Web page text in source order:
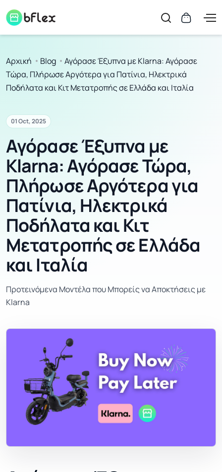
Αρχική Blog
Αγόρασε Έξυπνα με Klarna: Αγόρασε
Τώρα, Πλήρωσε Αργότερα για Πατίνια, Ηλεκτρικά
Ποδήλατα και Κιτ Μετατροπής σε Ελλάδα και Ιταλία
01 Oct, 2025
Αγόρασε Έξυπνα με
Klarna: Αγόρασε Τώρα,
Πλήρωσε Αργότερα για
Πατίνια, Ηλεκτρικά
Ποδήλατα και Κιτ
Μετατροπής σε Ελλάδα
και Ιταλία
Προτεινόμενα Μοντέλα που Μπορείς να Αποκτήσεις με
Klarna